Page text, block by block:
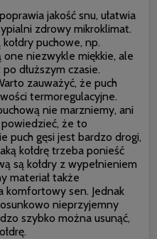
jakość snu, ułatwia
zdrowy mikroklimat.
puchowe, np.
one niezwykle miękkie, ale
dłuższym czasie.
zauważyć, że puch
termoregulacyjne.
nie marzniemy, ani
że to
puch gęsi jest bardzo drogi,
kołdrę trzeba ponieść
są kołdry z wypełnieniem
materiał także
komfortowy sen. Jednak
nieprzyjemny
szybko można usunąć,